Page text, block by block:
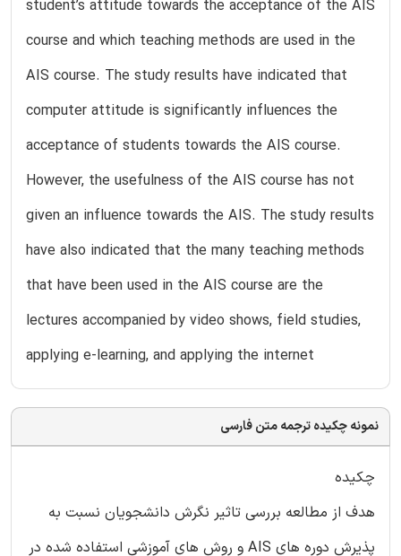
student’s attitude towards the acceptance of the AIS
course and which teaching methods are used in the
AIS course. The study results have indicated that
computer attitude is significantly influences the
acceptance of students towards the AIS course.
However, the usefulness of the AIS course has not
given an influence towards the AIS. The study results
have also indicated that the many teaching methods
that have been used in the AIS course are the
lectures accompanied by video shows, field studies,
applying e-learning, and applying the internet
نمونه چکیده ترجمه متن فارسی
چکیده
هدف از مطالعه بررسی تاثیر نگرش دانشجویان نسبت به
پذیرش دوره های AIS و روش های آموزشی استفاده شده در